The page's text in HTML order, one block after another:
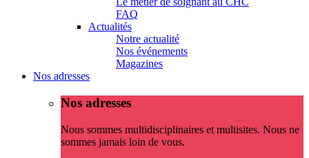
FAQ
Actualités
Notre actualité
Nos événements
Magazines
Nos adresses
Nos adresses
Nous sommes multidisciplinaires et multisites. Nous ne
sommes jamais loin de vous.